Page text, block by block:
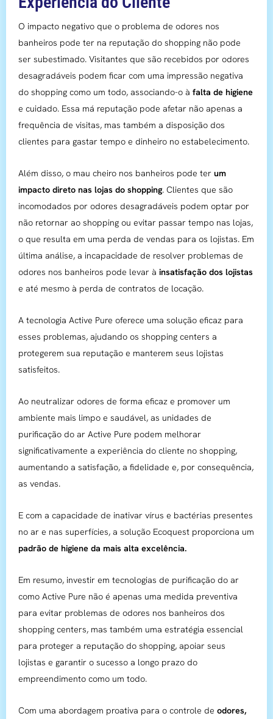
O impacto negativo que o problema de odores nos
banheiros pode ter na reputação do shopping não pode
ser subestimado. Visitantes que são recebidos por odores
desagradáveis podem ficar com uma impressão negativa
do shopping como um todo, associando-o à falta de higiene
e cuidado. Essa má reputação pode afetar não apenas a
frequência de visitas, mas também a disposição dos
clientes para gastar tempo e dinheiro no estabelecimento.
Além disso, o mau cheiro nos banheiros pode ter um
impacto direto nas lojas do shopping. Clientes que são
incomodados por odores desagradáveis ​​podem optar por
não retornar ao shopping ou evitar passar tempo nas lojas,
o que resulta em uma perda de vendas para os lojistas. Em
última análise, a incapacidade de resolver problemas de
odores nos banheiros pode levar à insatisfação dos lojistas
e até mesmo à perda de contratos de locação.
A tecnologia Active Pure oferece uma solução eficaz para
esses problemas, ajudando os shopping centers a
protegerem sua reputação e manterem seus lojistas
satisfeitos.
Ao neutralizar odores de forma eficaz e promover um
ambiente mais limpo e saudável, as unidades de
purificação do ar Active Pure podem melhorar
significativamente a experiência do cliente no shopping,
aumentando a satisfação, a fidelidade e, por consequência,
as vendas.
E com a capacidade de inativar vírus e bactérias presentes
no ar e nas superfícies, a solução Ecoquest proporciona um
padrão de higiene da mais alta excelência.
Em resumo, investir em tecnologias de purificação do ar
como Active Pure não é apenas uma medida preventiva
para evitar problemas de odores nos banheiros dos
shopping centers, mas também uma estratégia essencial
para proteger a reputação do shopping, apoiar seus
lojistas e garantir o sucesso a longo prazo do
empreendimento como um todo.
Com uma abordagem proativa para o controle de odores,